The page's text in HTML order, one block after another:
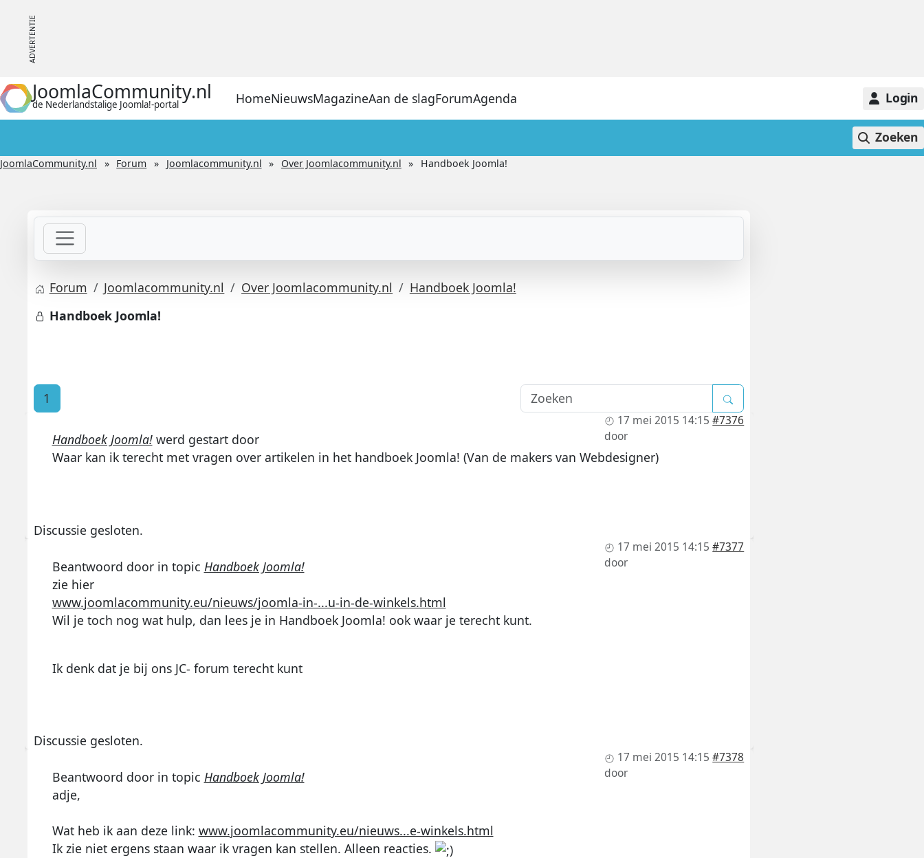
JoomlaCommunity.nl
de Nederlandstalige Joomla!-portal HomeNieuwsMagazineAan de slagForumAgenda Login
Zoeken
JoomlaCommunity.nl Forum Joomlacommunity.nl Over Joomlacommunity.nl Handboek Joomla!
Forum Joomlacommunity.nl Over Joomlacommunity.nl
Handboek Joomla!
Handboek Joomla!
1
17 mei 2015 14:15 #7376
door
Handboek Joomla!werd gestart door
Waar kan ik terecht met vragen over artikelen in het handboek Joomla! (Van de makers van Webdesigner)
Discussie gesloten.
17 mei 2015 14:15 #7377
door
Beantwoord door in topic Handboek Joomla!
zie hier
www.joomlacommunity.eu/nieuws/joomla-in-...u-in-de-winkels.html
Wil je toch nog wat hulp, dan lees je in Handboek Joomla! ook waar je terecht kunt.
Ik denk dat je bij ons JC- forum terecht kunt
Discussie gesloten.
17 mei 2015 14:15 #7378
door
Beantwoord door in topic Handboek Joomla!
adje,
Wat heb ik aan deze link: www.joomlacommunity.eu/nieuws...e-winkels.html
Ik zie niet ergens staan waar ik vragen kan stellen. Alleen reacties.